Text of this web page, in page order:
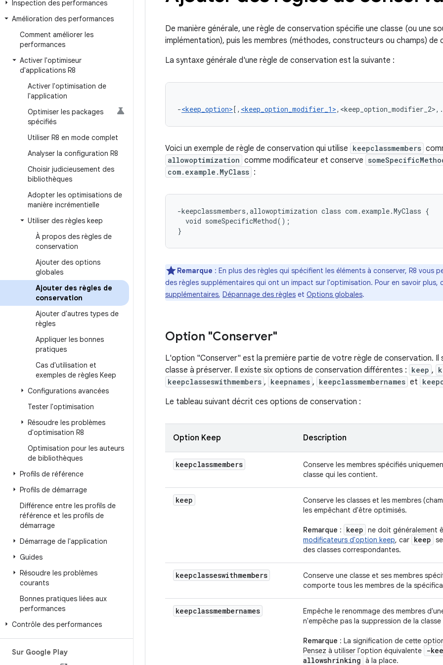
Inspection des performances
Amélioration des performances
Comment améliorer les
performances
Activer l'optimiseur
d'applications R8
Activer l'optimisation de
l'application
Optimiser les packages
spécifiés
Utiliser R8 en mode complet
Analyser la configuration R8
Choisir judicieusement des
bibliothèques
Adopter les optimisations de
manière incrémentielle
Utiliser des règles keep
À propos des règles de
conservation
Ajouter des options
globales
Ajouter des règles de
conservation
Ajouter d'autres types de
règles
Appliquer les bonnes
pratiques
Cas d'utilisation et
exemples de règles Keep
Configurations avancées
Tester l'optimisation
Résoudre les problèmes
d'optimisation R8
Optimisation pour les auteurs
de bibliothèques
Profils de référence
Profils de démarrage
Différence entre les profils de
référence et les profils de
démarrage
Démarrage de l'application
Guides
Résoudre les problèmes
courants
Bonnes pratiques liées aux
performances
Contrôle des performances
Sur Google Play
De manière générale, une règle de conservation spécifie une classe (ou une
implémentation), puis les membres (méthodes, constructeurs ou champs) de
La syntaxe générale d'une règle de conservation est la suivante :
-<keep_option>[, <keep_option_modifier_1>
Voici un exemple de règle de conservation qui utilise keepclassmembers
allowoptimization comme modificateur et conserve
com.example.MyClass :
-keepclassmembers,allowoptimization class com.example.MyClass {
  void someSpecificMethod();
Remarque : En plus des règles qui spécifient les éléments à conserver, R8 vous
des règles supplémentaires qui ont un impact sur l'optimisation. Pour en savoir plus,
supplémentaires, Dépannage des règles et Options globales.
Option "Conserver"
L'option "Conserver" est la première partie de votre règle de conservation. Il
classe à préserver. Il existe six options de conservation différentes : keep ,
keepclasseswithmembers , keepnames , keepclassmembernames et
Le tableau suivant décrit ces options de conservation :
Option Keep Description
keepclassmembers
Conserve les membres spécifiés
classe qui les contient.
keep
Conserve les classes et les membres
les empêchant d'être optimisés.
Remarque : keep ne doit généralement
modificateurs d'option keep, car keep
des classes correspondantes.
keepclasseswithmembers
Conserve une classe et ses membres
comporte tous les membres de la
keepclassmembernames
Empêche le renommage des membres
n'empêche pas la suppression de la
Remarque : La signification de cette
Pensez à utiliser l'option équivalente
-
allowshrinking à la place.